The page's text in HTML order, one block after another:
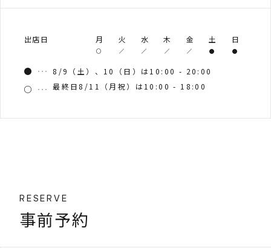
出店日 月 火 水 木 金 土 日
8/9（土）、10（日）は10:00 - 20:00
最終日8/11（月祝）は10:00 - 18:00
RESERVE
事前予約